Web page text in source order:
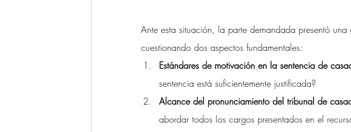
Ante esta situación, la parte demandada presentó
cuestionando dos aspectos fundamentales:
Estándares de motivación en la sentencia de
sentencia está suficientemente justificada?
Alcance del pronunciamiento del tribunal de
abordar todos los cargos presentados en el